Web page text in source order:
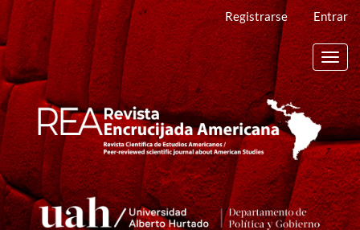
Navegación
principal
Contenido
principal
Barra
lateral
Registrarse Entrar